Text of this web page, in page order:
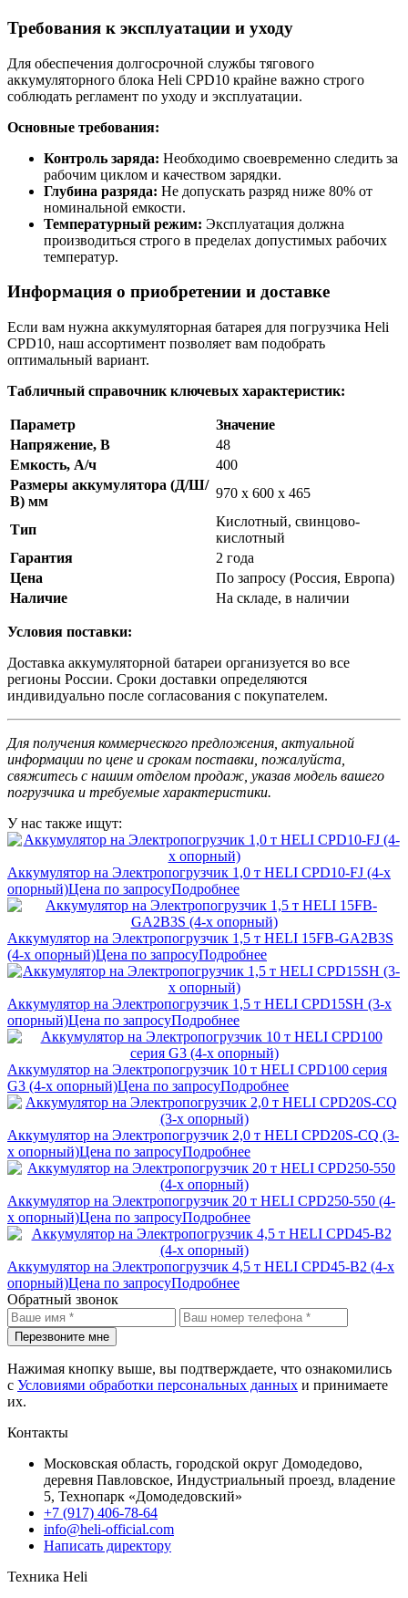
Требования к эксплуатации и уходу
Для обеспечения долгосрочной службы тягового
аккумуляторного блока Heli CPD10 крайне важно строго
соблюдать регламент по уходу и эксплуатации.
Основные требования:
Контроль заряда: Необходимо своевременно следить за
рабочим циклом и качеством зарядки.
Глубина разряда: Не допускать разряд ниже 80% от
номинальной емкости.
Температурный режим: Эксплуатация должна
производиться строго в пределах допустимых рабочих
температур.
Информация о приобретении и доставке
Если вам нужна аккумуляторная батарея для погрузчика Heli
CPD10, наш ассортимент позволяет вам подобрать
оптимальный вариант.
Табличный справочник ключевых характеристик:
Параметр
Значение
Напряжение, В
48
Емкость, А/ч
400
Размеры аккумулятора (Д/Ш/
В) мм
970 x 600 x 465
Тип
Кислотный, свинцово-
кислотный
Гарантия
2 года
Цена
По запросу (Россия, Европа)
Наличие
На складе, в наличии
Условия поставки:
Доставка аккумуляторной батареи организуется во все
регионы России. Сроки доставки определяются
индивидуально после согласования с покупателем.
Для получения коммерческого предложения, актуальной
информации по цене и срокам поставки, пожалуйста,
свяжитесь с нашим отделом продаж, указав модель вашего
погрузчика и требуемые характеристики.
У нас также ищут:
Аккумулятор на Электропогрузчик 1,0 т HELI CPD10-FJ (4-х
опорный)Цена по запросуПодробнее
Аккумулятор на Электропогрузчик 1,5 т HELI 15FB-GA2B3S
(4-х опорный)Цена по запросуПодробнее
Аккумулятор на Электропогрузчик 1,5 т HELI CPD15SH (3-х
опорный)Цена по запросуПодробнее
Аккумулятор на Электропогрузчик 10 т HELI CPD100 серия
G3 (4-х опорный)Цена по запросуПодробнее
Аккумулятор на Электропогрузчик 2,0 т HELI CPD20S-CQ (3-
х опорный)Цена по запросуПодробнее
Аккумулятор на Электропогрузчик 20 т HELI CPD250-550 (4-
х опорный)Цена по запросуПодробнее
Аккумулятор на Электропогрузчик 4,5 т HELI CPD45-B2 (4-х
опорный)Цена по запросуПодробнее
Обратный звонок
Перезвоните мне
Нажимая кнопку выше, вы подтверждаете, что ознакомились
с Условиями обработки персональных данных и принимаете
их.
Контакты
Московская область, городской округ Домодедово,
деревня Павловское, Индустриальный проезд, владение
5, Технопарк «Домодедовский»
+7 (917) 406-78-64
info@heli-official.com
Написать директору
Техника Heli